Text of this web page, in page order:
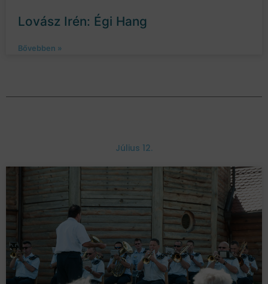
Lovász Irén: Égi Hang
Bővebben »
Július 12.